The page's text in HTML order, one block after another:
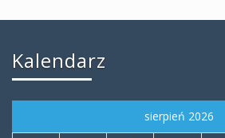
Kalendarz
sierpień 2026